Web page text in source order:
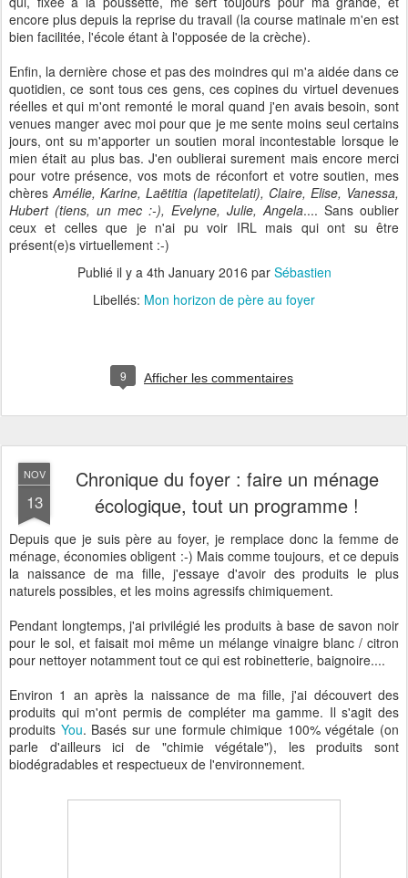
encore plus depuis la reprise du travail (la course matinale m'en est
bien facilitée, l'école étant à l'opposée de la crèche).
Enfin, la dernière chose et pas des moindres qui m'a aidée dans ce
quotidien, ce sont tous ces gens, ces copines du virtuel devenues
réelles et qui m'ont remonté le moral quand j'en avais besoin, sont
venues manger avec moi pour que je me sente moins seul certains
jours, ont su m'apporter un soutien moral incontestable lorsque le
mien était au plus bas. J'en oublierai surement mais encore merci
pour votre présence, vos mots de réconfort et votre soutien, mes
chèresAmélie, Karine, Laëtitia (lapetitelati), Claire, Elise, Vanessa,
Hubert (tiens, un mec :-), Evelyne, Julie, Angela.... Sans oublier
ceux et celles que je n'ai pu voir IRL mais qui ont su être
présent(e)s virtuellement :-)
Publié il y a 4th January 2016 par Sébastien
Libellés: Mon horizon de père au foyer
9 Afficher les commentaires
NOV
13
Chronique du foyer : faire un ménage
écologique, tout un programme !
Depuis que je suis père au foyer, je remplace donc la femme de
ménage, économies obligent :-) Mais comme toujours, et ce depuis
la naissance de ma fille, j'essaye d'avoir des produits le plus
naturels possibles, et les moins agressifs chimiquement.
Pendant longtemps, j'ai privilégié les produits à base de savon noir
pour le sol, et faisait moi même un mélange vinaigre blanc / citron
pour nettoyer notamment tout ce qui est robinetterie, baignoire....
Environ 1 an après la naissance de ma fille, j'ai découvert des
produits qui m'ont permis de compléter ma gamme. Il s'agit des
produits You. Basés sur une formule chimique 100% végétale (on
parle d'ailleurs ici de "chimie végétale"), les produits sont
biodégradables et respectueux de l'environnement.